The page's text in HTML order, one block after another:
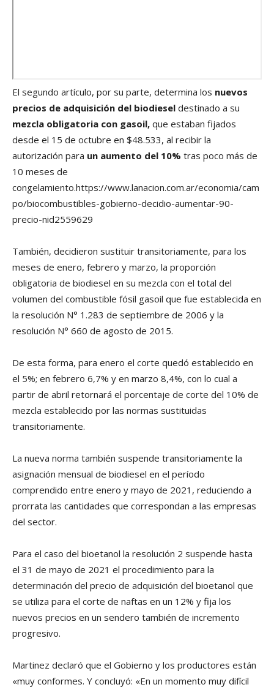
El segundo artículo, por su parte, determina los nuevos
precios de adquisición del biodiesel destinado a su
mezcla obligatoria con gasoil, que estaban fijados
desde el 15 de octubre en $48.533, al recibir la
autorización para un aumento del 10% tras poco más de
10 meses de
congelamiento.https://www.lanacion.com.ar/economia/cam
po/biocombustibles-gobierno-decidio-aumentar-90-
precio-nid2559629
También, decidieron sustituir transitoriamente, para los
meses de enero, febrero y marzo, la proporción
obligatoria de biodiesel en su mezcla con el total del
volumen del combustible fósil gasoil que fue establecida en
la resolución N° 1.283 de septiembre de 2006 y la
resolución N° 660 de agosto de 2015.
De esta forma, para enero el corte quedó establecido en
el 5%; en febrero 6,7% y en marzo 8,4%, con lo cual a
partir de abril retornará el porcentaje de corte del 10% de
mezcla establecido por las normas sustituidas
transitoriamente.
La nueva norma también suspende transitoriamente la
asignación mensual de biodiesel en el período
comprendido entre enero y mayo de 2021, reduciendo a
prorrata las cantidades que correspondan a las empresas
del sector.
Para el caso del bioetanol la resolución 2 suspende hasta
el 31 de mayo de 2021 el procedimiento para la
determinación del precio de adquisición del bioetanol que
se utiliza para el corte de naftas en un 12% y fija los
nuevos precios en un sendero también de incremento
progresivo.
Martinez declaró que el Gobierno y los productores están
«muy conformes. Y concluyó: «En un momento muy difícil